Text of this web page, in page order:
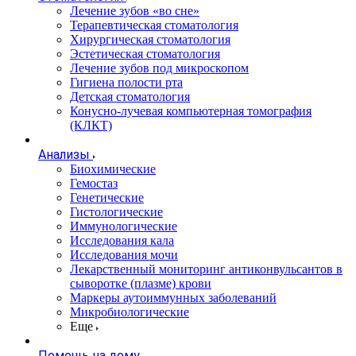
Лечение зубов «во сне»
Терапевтическая стоматология
Хирургическая стоматология
Эстетическая стоматология
Лечение зубов под микроскопом
Гигиена полости рта
Детская стоматология
Конусно-лучевая компьютерная томография
(КЛКТ)
Анализы
Биохимические
Гемостаз
Генетические
Гистологические
Иммунологические
Исследования кала
Исследования мочи
Лекарственный мониторинг антиконвульсантов в
сыворотке (плазме) крови
Маркеры аутоиммунных заболеваний
Микробиологические
Еще